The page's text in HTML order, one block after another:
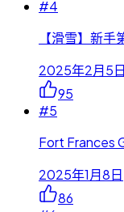
#4
【滑雪】新
2025年2月5日
95
#5
Fort Frances
2025年1月8日
86